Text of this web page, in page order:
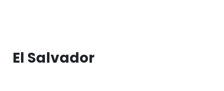
El Salvador